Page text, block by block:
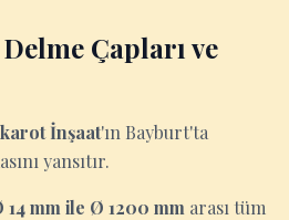
Çapları ve
İnşaat'ın Bayburt'ta
yansıtır.
14 mm ile Ø 1200 mm arası tüm